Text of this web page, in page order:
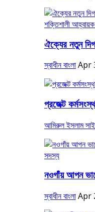
ঐক্যের নতুন
স্বাধীন বাংলাApr
প্রজেক্ট
আমিরুল ইসলাম
নওগাঁয় আপন
স্বাধীন বাংলাApr